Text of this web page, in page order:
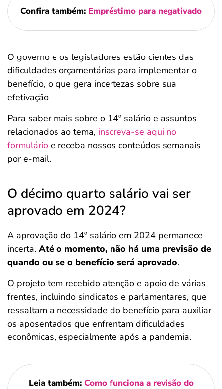
Confira também: Empréstimo para negativado
O governo e os legisladores estão cientes das
dificuldades orçamentárias para implementar o
benefício, o que gera incertezas sobre sua
efetivação
Para saber mais sobre o 14º salário e assuntos
relacionados ao tema, inscreva-se aqui no
formulário e receba nossos conteúdos semanais
por e-mail.
O décimo quarto salário vai ser
aprovado em 2024?
A aprovação do 14º salário em 2024 permanece
incerta. Até o momento, não há uma previsão de
quando ou se o benefício será aprovado​.
O projeto tem recebido atenção e apoio de várias
frentes, incluindo sindicatos e parlamentares, que
ressaltam a necessidade do benefício para auxiliar
os aposentados que enfrentam dificuldades
econômicas, especialmente após a pandemia​.
Leia também: Como funciona a revisão do